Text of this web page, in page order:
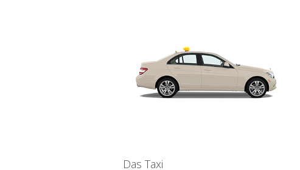
Das Taxi